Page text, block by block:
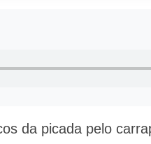
da picada pelo